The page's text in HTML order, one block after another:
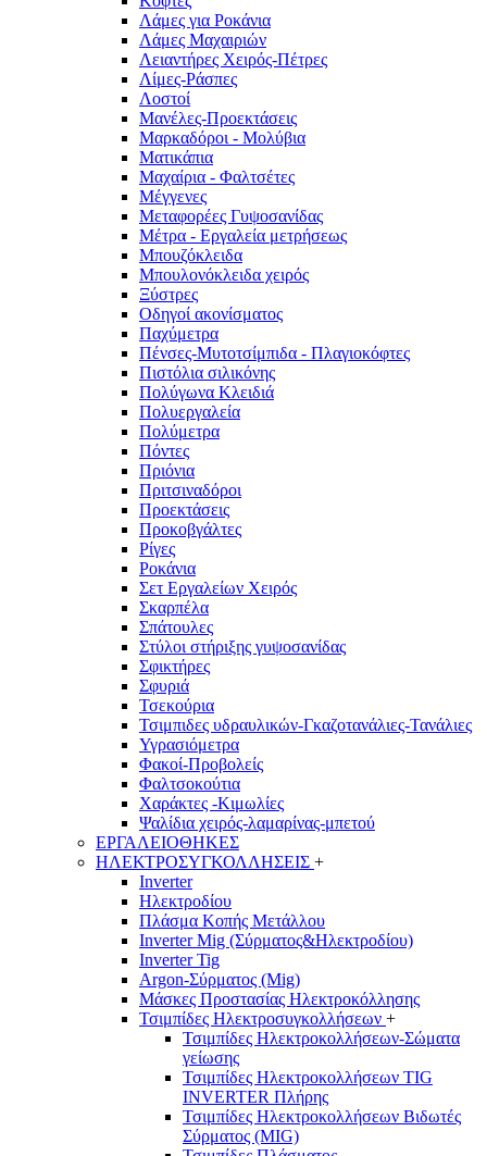
Λάμες για Ροκάνια
Λάμες Μαχαιριών
Λειαντήρες Χειρός-Πέτρες
Λίμες-Ράσπες
Λοστοί
Μανέλες-Προεκτάσεις
Μαρκαδόροι - Μολύβια
Ματικάπια
Μαχαίρια - Φαλτσέτες
Μέγγενες
Μεταφορέες Γυψοσανίδας
Μέτρα - Εργαλεία μετρήσεως
Μπουζόκλειδα
Μπουλονόκλειδα χειρός
Ξύστρες
Οδηγοί ακονίσματος
Παχύμετρα
Πένσες-Μυτοτσίμπιδα - Πλαγιοκόφτες
Πιστόλια σιλικόνης
Πολύγωνα Κλειδιά
Πολυεργαλεία
Πολύμετρα
Πόντες
Πριόνια
Πριτσιναδόροι
Προεκτάσεις
Προκοβγάλτες
Ρίγες
Ροκάνια
Σετ Εργαλείων Χειρός
Σκαρπέλα
Σπάτουλες
Στύλοι στήριξης γυψοσανίδας
Σφικτήρες
Σφυριά
Τσεκούρια
Τσιμπιδες υδραυλικών-Γκαζοτανάλιες-Τανάλιες
Υγρασιόμετρα
Φακοί-Προβολείς
Φαλτσοκούτια
Χαράκτες -Κιμωλίες
Ψαλίδια χειρός-λαμαρίνας-μπετού
ΕΡΓΑΛΕΙΟΘΗΚΕΣ
ΗΛΕΚΤΡΟΣΥΓΚΟΛΛΗΣΕΙΣ +
Inverter
Ηλεκτροδίου
Πλάσμα Κοπής Μετάλλου
Inverter Mig (Σύρματος&Ηλεκτροδίου)
Inverter Tig
Argon-Σύρματος (Mig)
Μάσκες Προστασίας Ηλεκτροκόλλησης
Τσιμπίδες Ηλεκτροσυγκολλήσεων +
Τσιμπίδες Ηλεκτροκολλήσεων-Σώματα
γείωσης
Τσιμπίδες Ηλεκτροκολλήσεων TIG
INVERTER Πλήρης
Τσιμπίδες Ηλεκτροκολλήσεων Βιδωτές
Σύρματος (MIG)